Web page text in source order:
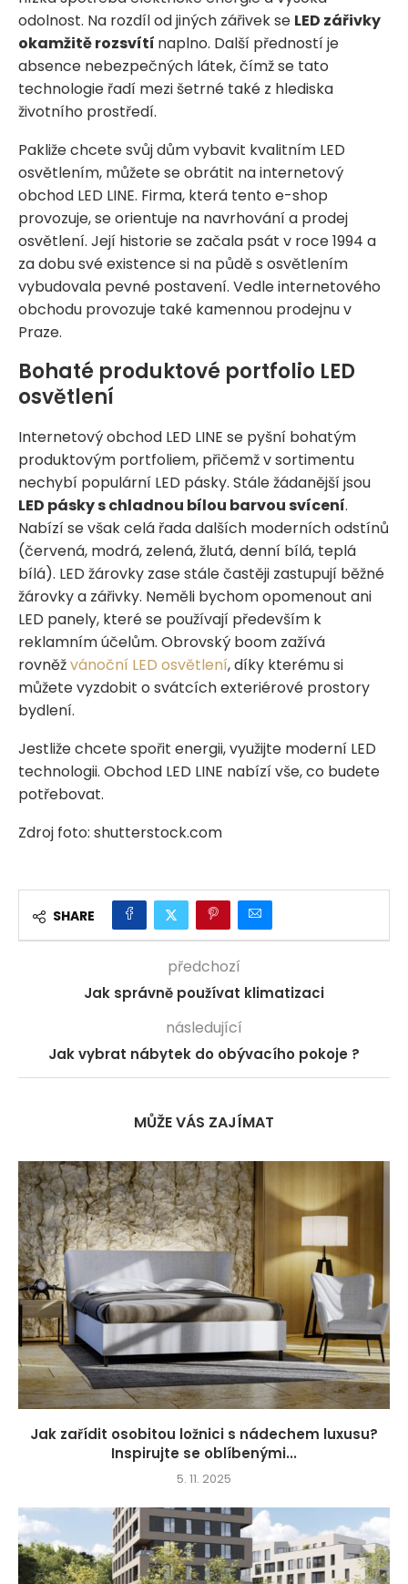
odolnost. Na rozdíl od jiných zářivek se LED zářivky
okamžitě rozsvítí naplno. Další předností je
absence nebezpečných látek, čímž se tato
technologie řadí mezi šetrné také z hlediska
životního prostředí.
Pakliže chcete svůj dům vybavit kvalitním LED
osvětlením, můžete se obrátit na internetový
obchod LED LINE. Firma, která tento e-shop
provozuje, se orientuje na navrhování a prodej
osvětlení. Její historie se začala psát v roce 1994 a
za dobu své existence si na půdě s osvětlením
vybudovala pevné postavení. Vedle internetového
obchodu provozuje také kamennou prodejnu v
Praze.
Bohaté produktové portfolio LED
osvětlení
Internetový obchod LED LINE se pyšní bohatým
produktovým portfoliem, přičemž v sortimentu
nechybí populární LED pásky. Stále žádanější jsou
LED pásky s chladnou bílou barvou svícení.
Nabízí se však celá řada dalších moderních odstínů
(červená, modrá, zelená, žlutá, denní bílá, teplá
bílá). LED žárovky zase stále častěji zastupují běžné
žárovky a zářivky. Neměli bychom opomenout ani
LED panely, které se používají především k
reklamním účelům. Obrovský boom zažívá
rovněžvánoční LED osvětlení, díky kterému si
můžete vyzdobit o svátcích exteriérové prostory
bydlení.
Jestliže chcete spořit energii, využijte moderní LED
technologii. Obchod LED LINE nabízí vše, co budete
potřebovat.
Zdroj foto: shutterstock.com
SHARE
předchozí
Jak správně používat klimatizaci
následující
Jak vybrat nábytek do obývacího pokoje ?
MŮŽE VÁS ZAJÍMAT
Jak zařídit osobitou ložnici s nádechem luxusu?
Inspirujte se oblíbenými...
5. 11. 2025